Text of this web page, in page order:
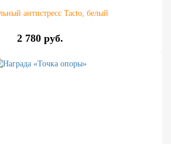
антистресс Tacto, белый
2 780 руб.